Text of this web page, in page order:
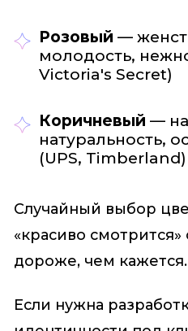
Розовый —
молодость,
Victoria's Secret)
Коричневый —
натуральность,
(UPS, Timberland)
Случайный выбор
«красиво
дороже, чем кажется.
Если нужна